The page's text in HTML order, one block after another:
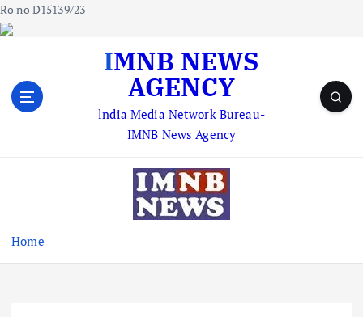
Ro no D15139/23
IMNB NEWS
AGENCY
lndia Media Network Bureau-
IMNB News Agency
Home